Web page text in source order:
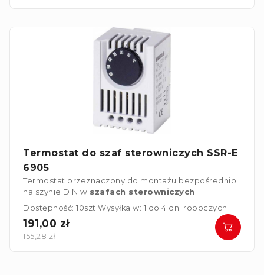
Termostat do szaf sterowniczych SSR-E
6905
Termostat przeznaczony do montażu bezpośrednio
na szynie DIN w szafach sterowniczych.
Dostępność: 10szt.Wysyłka w: 1 do 4 dni roboczych
191,00 zł
155,28 zł